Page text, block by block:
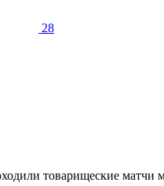
28
товарищеские